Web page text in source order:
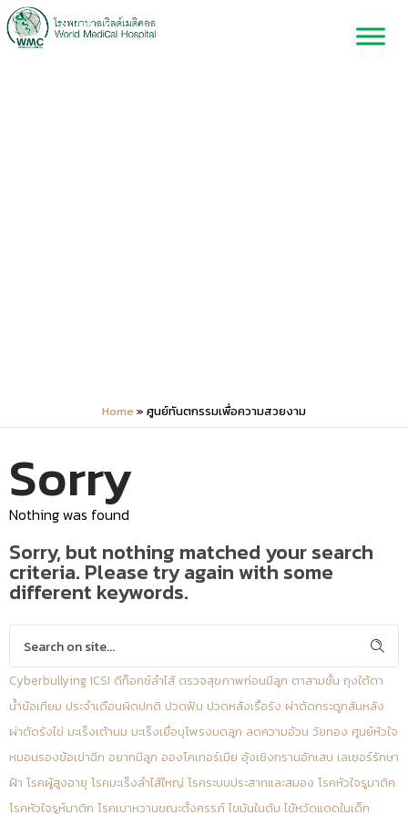
Home » ศูนย์ทันตกรรมเพื่อความสวยงาม
Sorry
Nothing was found
Sorry, but nothing matched your search
criteria. Please try again with some
different keywords.
Cyberbullying ICSI ดีท็อกซ์ลำไส้ ตรวจสุขภาพก่อนมีลูก ตาสามชั้น ถุงใต้ตา
น้ำข้อเทียม ประจำเดือนผิดปกติ ปวดฟัน ปวดหลังเรื้อรัง ผ่าตัดกระดูกสันหลัง
ผ่าตัดรังไข่ มะเร็งเต้านม มะเร็งเยื่อบุโพรงมดลูก ลดความอ้วน วัยทอง ศูนย์หัวใจ
หมอนรองข้อเข่าฉีก อยากมีลูก อองโคเทอร์เมีย อุ้งเชิงกรานอักเสบ เลเซอร์รักษา
ฝ้า โรคผู้สูงอายุ โรคมะเร็งลำไส้ใหญ่ โรคระบบประสาทและสมอง โรคหัวใจรูมาติค
โรคหัวใจรูห์มาติก โรคเบาหวานขณะตั้งครรภ์ ไขมันในตับ ไข้หวัดแดดในเด็ก